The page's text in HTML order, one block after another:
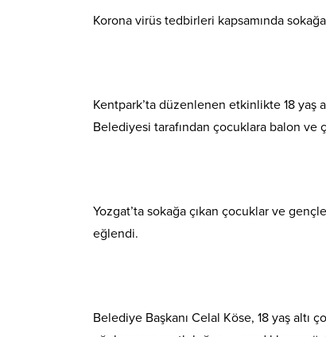
Korona virüs tedbirleri kapsamında
Kentpark’ta düzenlenen etkinlikte 18 yaş
Belediyesi tarafından çocuklara balon ve
Yozgat’ta sokağa çıkan çocuklar ve
eğlendi.
Belediye Başkanı Celal Köse, 18 yaş